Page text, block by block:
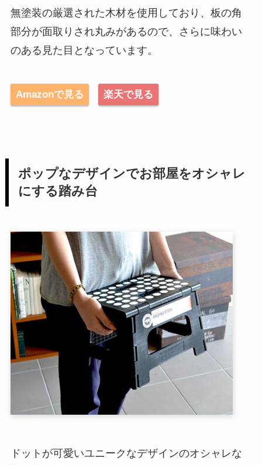
無塗装の厳選された木材を使用しており、板の角
部分が面取りされ丸みがあるので、さらに味わい
のある見た目となっています。
Amazonで見る 楽天で見る
ポップなデザインでお部屋をオシャレ
にする踏み台
ドットが可愛いユニークなデザインのオシャレな